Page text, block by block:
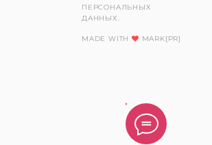
ПЕРСОНАЛЬНЫХ
ДАННЫХ.
MADE WITH MARK[PR]